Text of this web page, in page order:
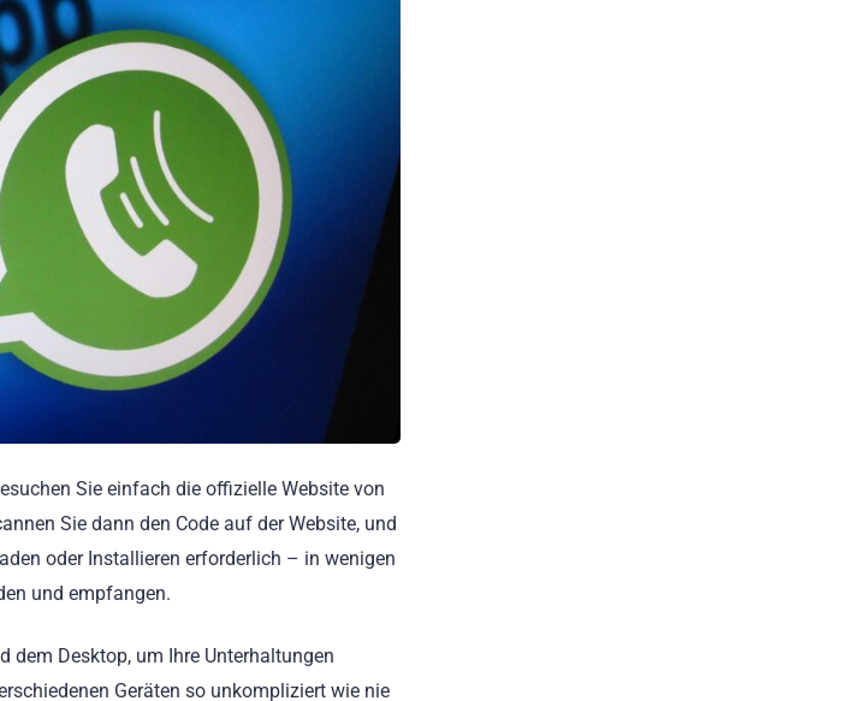
Sie einfach die offizielle Website von
Sie dann den Code auf der Website, und
oder Installieren erforderlich – in wenigen
und empfangen.
dem Desktop, um Ihre Unterhaltungen
Geräten so unkompliziert wie nie